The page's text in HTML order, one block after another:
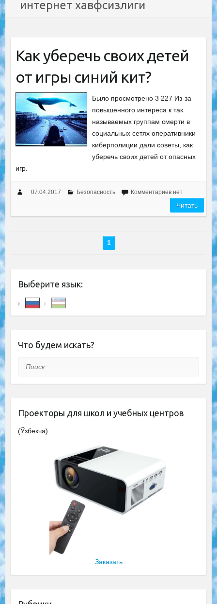
интернет хавфсизлиги
Как уберечь своих детей
от игры синий кит?
Было просмотрено 3 227 Из-за
повышенного интереса к так
называемых группам смерти в
социальных сетях оперативники
киберполиции дали советы, как
уберечь своих детей от опасных
игр.
07.04.2017 Безопасность Комментариев нет
Читать
1
Выберите язык:
Что будем искать?
Поиск
Проекторы для школ и учебных центров
(Ўзбекча)
Заказать